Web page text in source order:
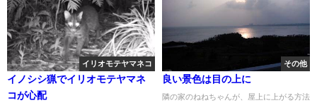
イリオモテヤマネコ
イノシシ猟でイリオモテヤマネ
コが心配
その他
良い景色は目の上に
隣の家のねねちゃんが、屋上に上がる方法